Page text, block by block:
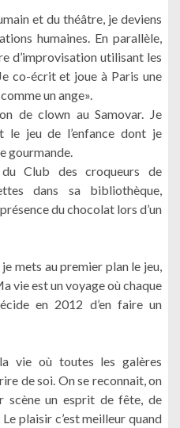
et du théâtre, je deviens
humaines. En parallèle,
d’improvisation utilisant les
co-écrit et joue à Paris une
un ange».
de clown au Samovar. Je
le jeu de l’enfance dont je
gourmande.
Club des croqueurs de
dans sa bibliothèque,
du chocolat lors d’un
mets au premier plan le jeu,
vie est un voyage où chaque
en 2012 d’en faire un
vie où toutes les galères
de soi. On se reconnait, on
scène un esprit de fête, de
plaisir c’est meilleur quand